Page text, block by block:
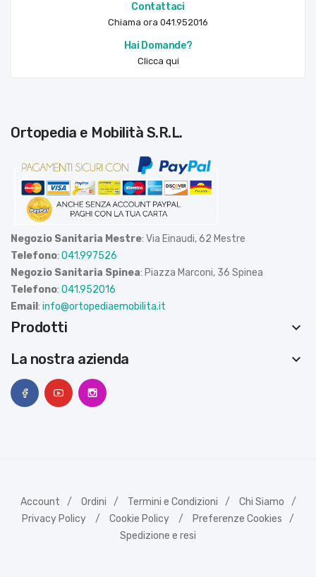
Contattaci
Chiama ora 041.952016
Hai Domande?
Clicca qui
Ortopedia e Mobilità S.R.L.
Negozio Sanitaria Mestre: Via Einaudi, 62 Mestre
Telefono: 041.997526
Negozio Sanitaria Spinea: Piazza Marconi, 36 Spinea
Telefono: 041.952016
Email : info@ortopediaemobilita.it
Prodotti
keyboard_arrow_down
La nostra azienda
keyboard_arrow_down
Account Ordini Termini e Condizioni
Chi Siamo
Privacy Policy
Cookie Policy
Preferenze Cookies
Spedizione e resi